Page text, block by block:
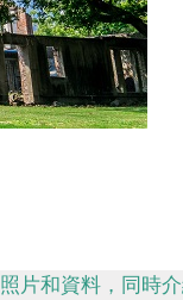
片和資料，同時